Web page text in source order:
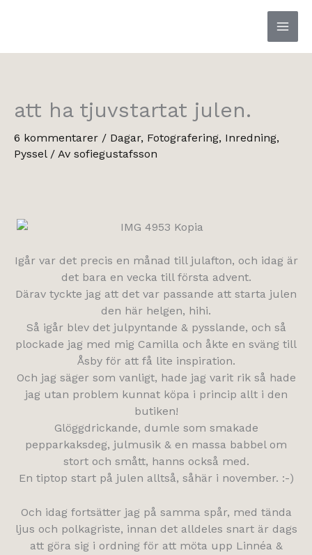
att ha tjuvstartat julen.
6 kommentarer / Dagar, Fotografering, Inredning,
Pyssel/ Av sofiegustafsson
Igår var det precis en månad till julafton, och idag är
det bara en vecka till första advent.
Därav tyckte jag att det var passande att starta julen
den här helgen, hihi.
Så igår blev det julpyntande & pysslande, och så
plockade jag med mig Camilla och åkte en sväng till
Åsby för att få lite inspiration.
Och jag säger som vanligt, hade jag varit rik så hade
jag utan problem kunnat köpa i princip allt i den
butiken!
Glöggdrickande, dumle som smakade
pepparkaksdeg, julmusik & en massa babbel om
stort och smått, hanns också med.
En tiptop start på julen alltså, såhär i november. :-)
Och idag fortsätter jag på samma spår, med tända
ljus och polkagriste, innan det alldeles snart är dags
att göra sig i ordning för att möta upp Linnéa &